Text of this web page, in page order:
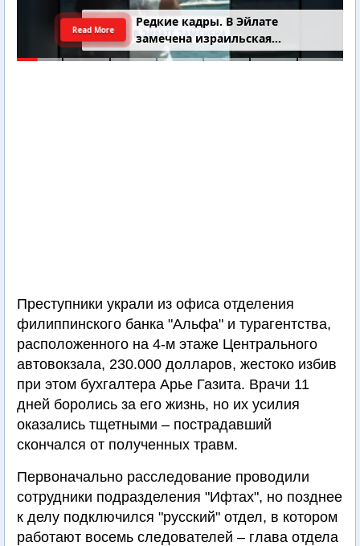
Редкие кадры. В Эйлате
замечена израильская
подводная лодка
Read More
Преступники украли из офиса отделения
филиппинского банка "Альфа" и турагентства,
расположенного на 4-м этаже Центрального
автовокзала, 230.000 долларов, жестоко избив
при этом бухгалтера Арье Газита. Врачи 11
дней боролись за его жизнь, но их усилия
оказались тщетными – пострадавший
скончался от полученных травм.
Первоначально расследование проводили
сотрудники подразделения "Ифтах", но позднее
к делу подключился "русский" отдел, в котором
работают восемь следователей – глава отдела